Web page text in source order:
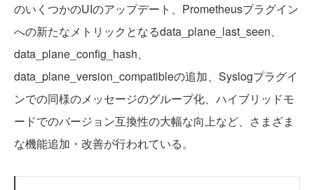
のいくつかのUIのアップデート、Prometheusプラグイン
への新たなメトリックとなるdata_plane_last_seen、
data_plane_config_hash、
data_plane_version_compatibleの追加、Syslogプラグイ
ンでの同様のメッセージのグループ化、ハイブリッドモ
ードでのバージョン互換性の大幅な向上など、さまざま
な機能追加・改善が行われている。